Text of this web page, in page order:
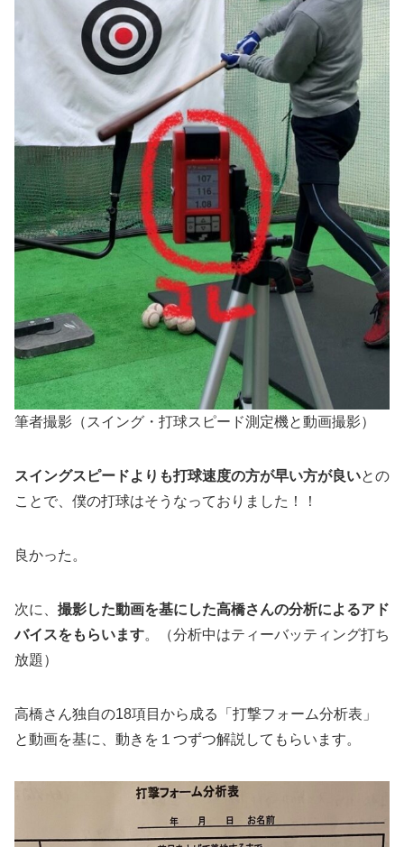
筆者撮影（スイング・打球スピード測定機と動画撮影）
スイングスピードよりも打球速度の方が早い方が良いとの
ことで、僕の打球はそうなっておりました！！
良かった。
次に、 撮影した動画を基にした高橋さんの分析によるアド
バイスをもらいます。（分析中はティーバッティング打ち
放題）
高橋さん独自の18項目から成る「打撃フォーム分析表」
と動画を基に、動きを１つずつ解説してもらいます。